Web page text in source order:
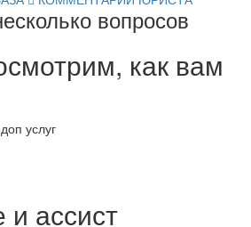
вопросов
как вам
ассист